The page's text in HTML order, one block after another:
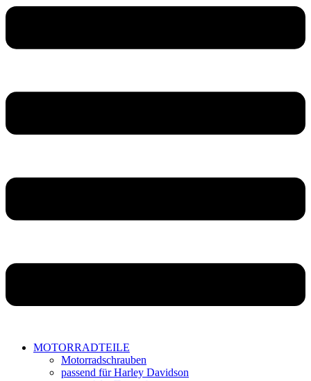
MOTORRADTEILE
Motorradschrauben
passend für Harley Davidson